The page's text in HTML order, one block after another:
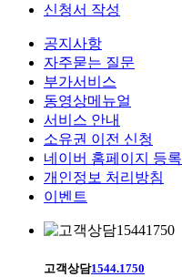
신청서 작성
공지사항
자주묻는 질문
부가서비스
동영상메뉴얼
서비스 안내
소유권 이전 신청
네이버 홈페이지 등록
개인정보 처리방침
이벤트
고객상담1544.1750